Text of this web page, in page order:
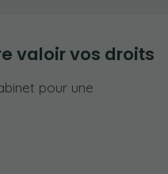
valoir vos droits
pour une